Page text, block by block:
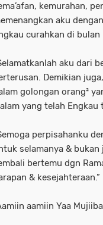
kemurahan,
aku
curahkan di bulan
aku dari
Demikian
golongan orang²
yang telah
perpisahanku
selamanya &
bertemu dgn
& kesejahteraan.”
aamiin Yaa